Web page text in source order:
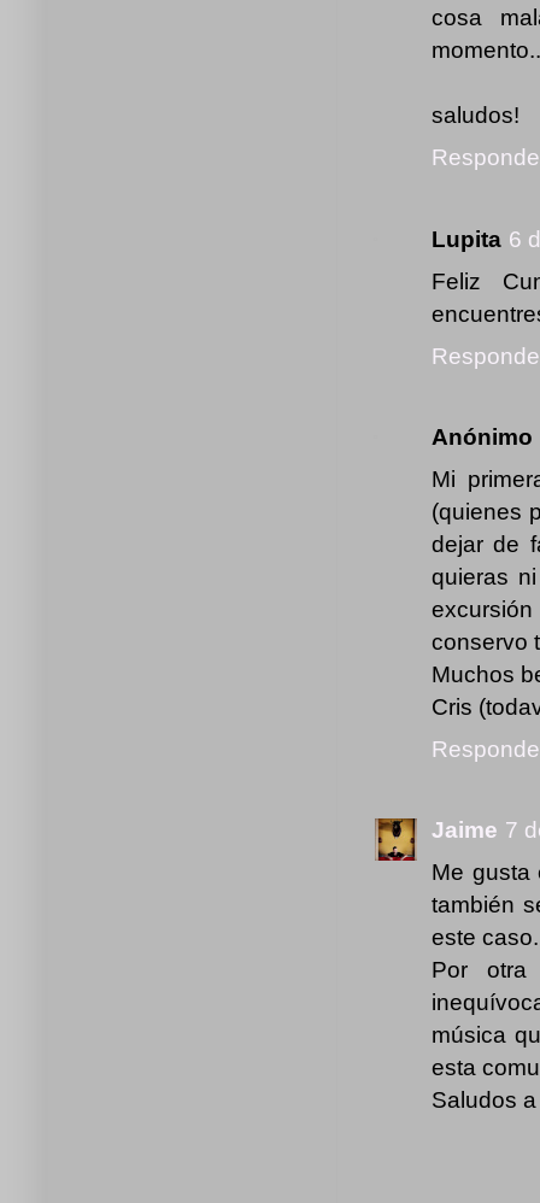
cosa
saludos!
Lupita 6
Feliz
Anónimo
Mi
(quienes
dejar de
quieras
conservo
Muchos
Cris
Jaime 7
Me gusta
también
este caso.
Por
música
esta
Saludos